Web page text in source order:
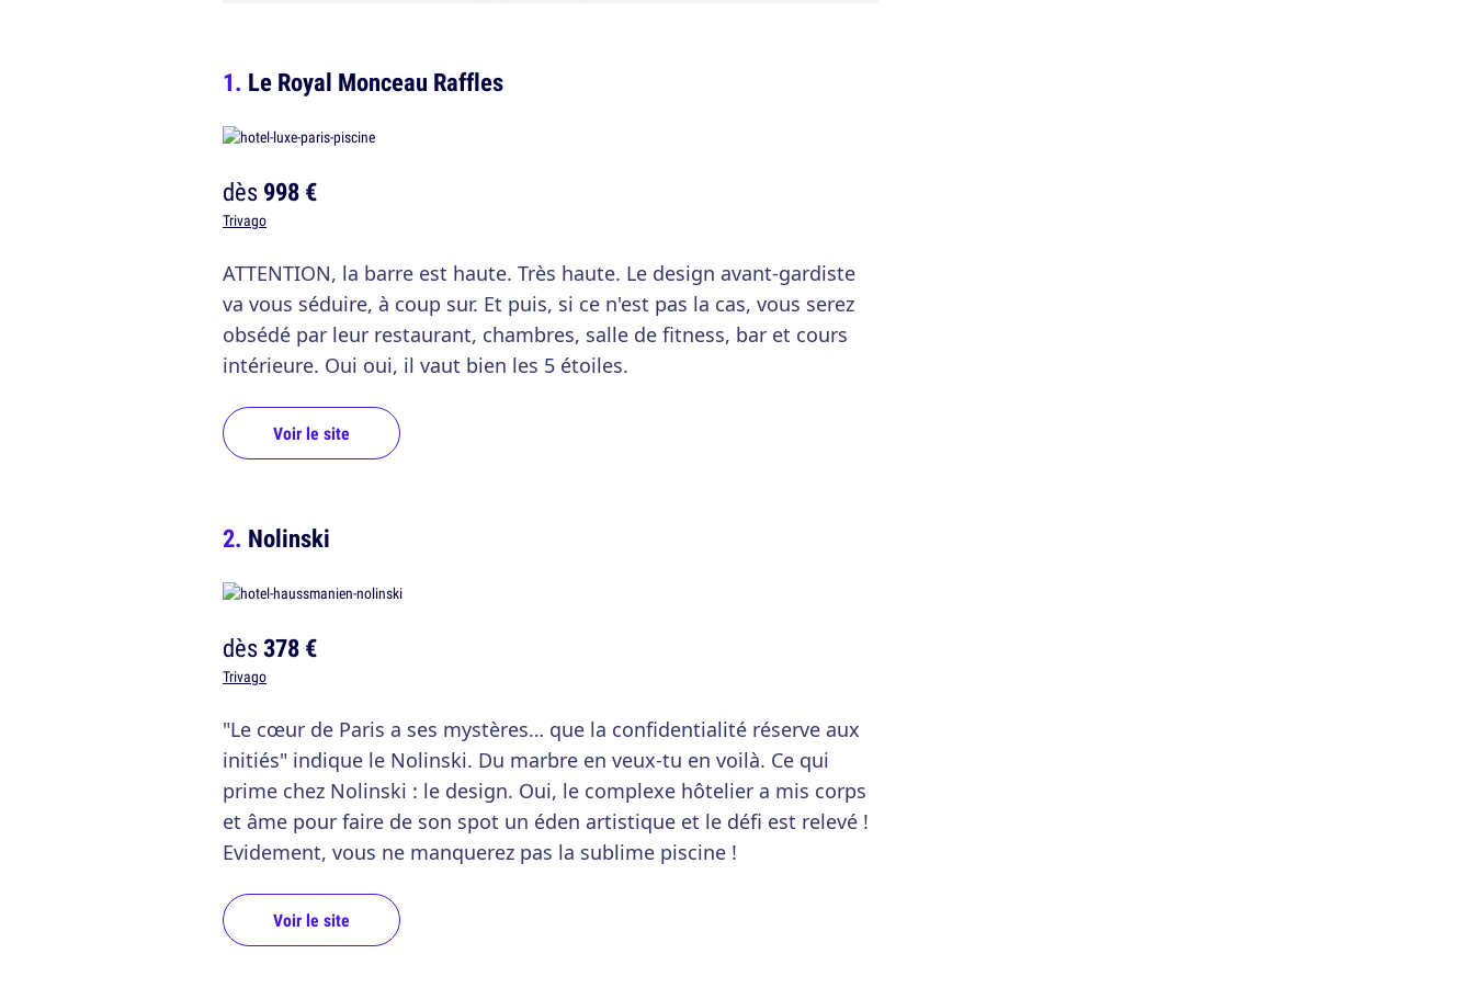
Le Royal Monceau Raffles
dès998 €
Trivago
ATTENTION, la barre est haute. Très haute. Le design avant-gardiste
va vous séduire, à coup sur. Et puis, si ce n'est pas la cas, vous serez
obsédé par leur restaurant, chambres, salle de fitness, bar et cours
intérieure. Oui oui, il vaut bien les 5 étoiles.
Voir le site
Nolinski
dès378 €
Trivago
"Le cœur de Paris a ses mystères… que la confidentialité réserve aux
initiés" indique le Nolinski. Du marbre en veux-tu en voilà. Ce qui
prime chez Nolinski : le design. Oui, le complexe hôtelier a mis corps
et âme pour faire de son spot un éden artistique et le défi est relevé !
Evidement, vous ne manquerez pas la sublime piscine !
Voir le site